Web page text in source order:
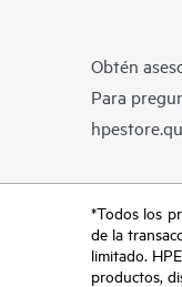
Obtén
Para
*Todos los
de la
limitado.
productos,